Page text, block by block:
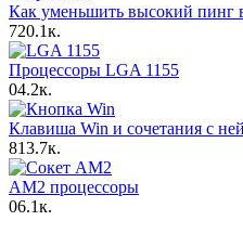
Как уменьшить высокий пинг
720.1к.
Процессоры LGA 1155
04.2к.
Клавиша Win и сочетания с
813.7к.
AM2 процессоры
06.1к.